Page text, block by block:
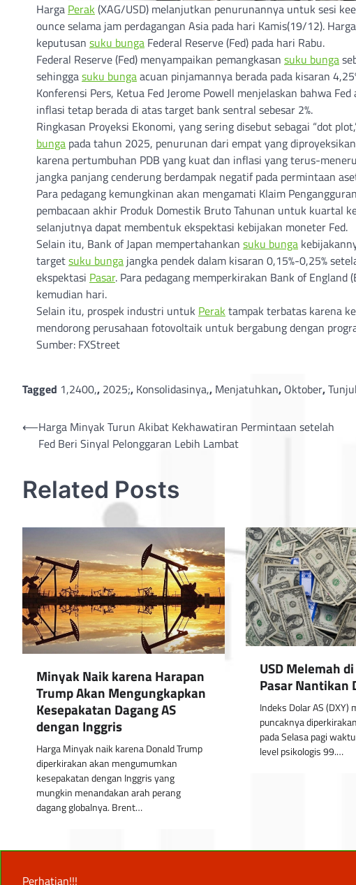
Harga Perak (XAG/USD) melanjutkan penurunannya untuk sesi
ounce selama jam perdagangan Asia pada hari Kamis(19/12).
keputusan suku bunga Federal Reserve (Fed) pada hari Rabu.
Federal Reserve (Fed) menyampaikan pemangkasan suku bunga
sehinggasuku bungaacuan pinjamannya berada pada kisaran
Konferensi Pers, Ketua Fed Jerome Powell menjelaskan bahwa
inflasi tetap berada di atas target bank sentral sebesar 2%.
Ringkasan Proyeksi Ekonomi, yang sering disebut sebagai “dot
bunga pada tahun 2025, penurunan dari empat yang
karena pertumbuhan PDB yang kuat dan inflasi yang terus-
jangka panjang cenderung berdampak negatif pada permintaan
Para pedagang kemungkinan akan mengamati Klaim
pembacaan akhir Produk Domestik Bruto Tahunan untuk kuartal
selanjutnya dapat membentuk ekspektasi kebijakan moneter Fed.
Selain itu, Bank of Japan mempertahankan suku bunga
targetsuku bunga jangka pendek dalam kisaran 0,15%-0,25%
ekspektasi Pasar. Para pedagang memperkirakan Bank of England
kemudian hari.
Selain itu, prospek industri untuk Perak tampak terbatas karena
mendorong perusahaan fotovoltaik untuk bergabung dengan
Sumber: FXStreet
Tagged 1,2400,, 2025;, Konsolidasinya,, Menjatuhkan, Oktober,
Post
navigation
⟵Harga Minyak Turun Akibat Kekhawatiran Permintaan setelah
Fed Beri Sinyal Pelonggaran Lebih Lambat
Related Posts
Minyak Naik karena Harapan
Trump Akan Mengungkapkan
Kesepakatan Dagang AS
dengan Inggris
Harga Minyak naik karena Donald Trump
diperkirakan akan mengumumkan
kesepakatan dengan Inggris yang
mungkin menandakan arah perang
dagang globalnya. Brent…
USD Melemah
Pasar Nantikan
Indeks Dolar AS (DXY)
puncaknya
pada Selasa pagi
level psikologis 99.…
Perhatian!!!